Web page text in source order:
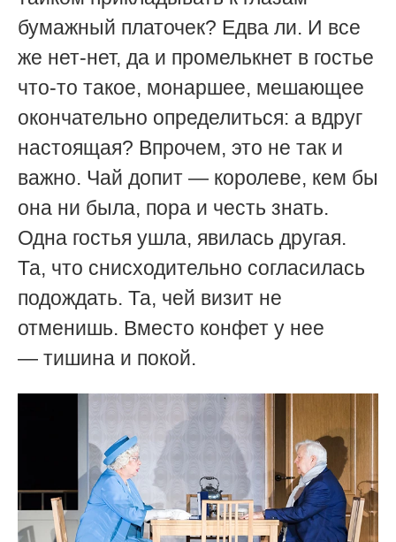
бумажный платочек? Едва ли. И все
же нет-нет, да и промелькнет в гостье
что-то такое, монаршее, мешающее
окончательно определиться: а вдруг
настоящая? Впрочем, это не так и
важно. Чай допит — королеве, кем бы
она ни была, пора и честь знать.
Одна гостья ушла, явилась другая.
Та, что снисходительно согласилась
подождать. Та, чей визит не
отменишь. Вместо конфет у нее
— тишина и покой.